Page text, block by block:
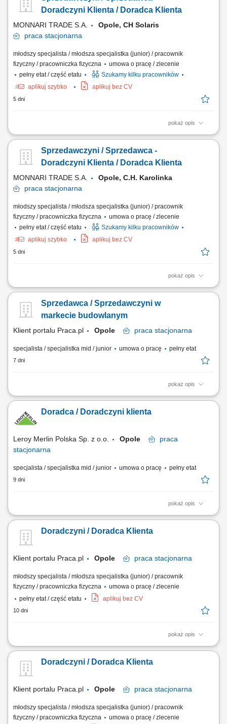
prawidłową prezentację produktów oraz dostępność asortymentu.
Doradczyni Klienta / Doradca Klienta
MONNARI TRADE S.A.
Opole, CH Solaris
praca stacjonarna
młodszy specjalista / młodsza specjalistka (junior) / pracownik
fizyczny / pracowniczka fizyczna
umowa o pracę / zlecenie
pełny etat / część etatu
Szukamy kilku pracowników
aplikuj szybko
aplikuj bez CV
5 dni
pokaż opis
Salon Monnari Praca od zaraz Praca dla osób z doświadczeniem i bez
Sprzedawczyni / Sprzedawca -
Doradczyni Klienta / Doradca Klienta
MONNARI TRADE S.A.
Opole, C.H. Karolinka
praca stacjonarna
młodszy specjalista / młodsza specjalistka (junior) / pracownik
fizyczny / pracowniczka fizyczna
umowa o pracę / zlecenie
pełny etat / część etatu
Szukamy kilku pracowników
aplikuj szybko
aplikuj bez CV
5 dni
pokaż opis
Salon Monnari Praca od zaraz Praca dla osób z doświadczeniem i bez
Sprzedawca / Sprzedawczyni w
markecie budowlanym
Klient portalu Praca.pl Opole praca stacjonarna
specjalista / specjalistka mid / junior umowa o pracę pełny etat
7 dni
pokaż opis
Codzienny kontakt z klientami i wsparcie ich w podejmowaniu decyzji
proponowanie najlepszych rozwiązań. Obsługa zamówień i
koordynowanie ich realizacji. Uzupełnianie produktów na półkach oraz
Doradca / Doradczyni klienta
Leroy Merlin Polska Sp. z o.o. Opole
praca
stacjonarna
specjalista / specjalistka mid / junior umowa o pracę pełny etat
9 dni
pokaż opis
Co będziesz robić? Twój start z Buddym: przez pierwsze 4 miesiące
wsparciu opiekuna wdrożenia i zespołu, Aktywna sprzedaż i doradztwo:
będziesz sprzedawać i doradzać klientom w wyborze najlepszych
Doradczyni / Doradca Klienta
Klient portalu Praca.pl Opole praca stacjonarna
młodszy specjalista / młodsza specjalistka (junior) / pracownik
fizyczny / pracowniczka fizyczna
umowa o pracę / zlecenie
pełny etat / część etatu
aplikuj bez CV
10 dni
pokaż opis
Praca dla osób z doświadczeniem lub bez.
Doradczyni / Doradca Klienta
Klient portalu Praca.pl Opole praca stacjonarna
młodszy specjalista / młodsza specjalistka (junior) / pracownik
fizyczny / pracowniczka fizyczna
umowa o pracę / zlecenie